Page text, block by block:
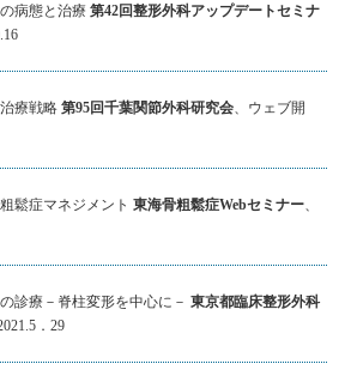
病態と治療 第42回整形外科アップデートセミナ
療戦略 第95回千葉関節外科研究会、ウェブ開
鬆症マネジメント 東海骨粗鬆症Webセミナー、
診療－脊柱変形を中心に－ 東京都臨床整形外科
．29